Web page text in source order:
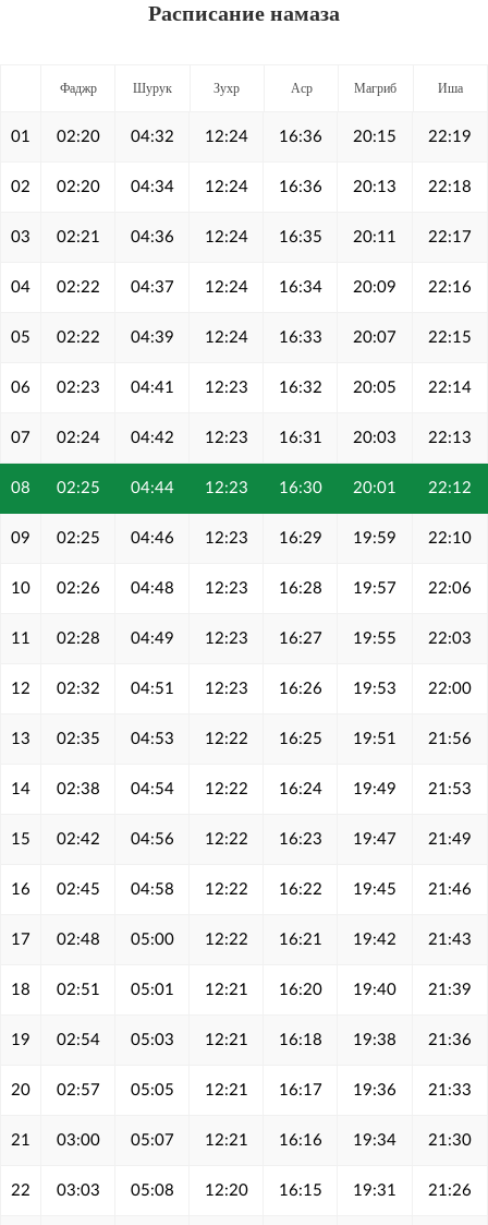
Расписание намаза
Фаджр Шурук Зухр Аср Магриб Иша
01 02:20 04:32 12:24 16:36 20:15 22:19
02 02:20 04:34 12:24 16:36 20:13 22:18
03 02:21 04:36 12:24 16:35 20:11 22:17
04 02:22 04:37 12:24 16:34 20:09 22:16
05 02:22 04:39 12:24 16:33 20:07 22:15
06 02:23 04:41 12:23 16:32 20:05 22:14
07 02:24 04:42 12:23 16:31 20:03 22:13
08 02:25 04:44 12:23 16:30 20:01 22:12
09 02:25 04:46 12:23 16:29 19:59 22:10
10 02:26 04:48 12:23 16:28 19:57 22:06
11 02:28 04:49 12:23 16:27 19:55 22:03
12 02:32 04:51 12:23 16:26 19:53 22:00
13 02:35 04:53 12:22 16:25 19:51 21:56
14 02:38 04:54 12:22 16:24 19:49 21:53
15 02:42 04:56 12:22 16:23 19:47 21:49
16 02:45 04:58 12:22 16:22 19:45 21:46
17 02:48 05:00 12:22 16:21 19:42 21:43
18 02:51 05:01 12:21 16:20 19:40 21:39
19 02:54 05:03 12:21 16:18 19:38 21:36
20 02:57 05:05 12:21 16:17 19:36 21:33
21 03:00 05:07 12:21 16:16 19:34 21:30
22 03:03 05:08 12:20 16:15 19:31 21:26